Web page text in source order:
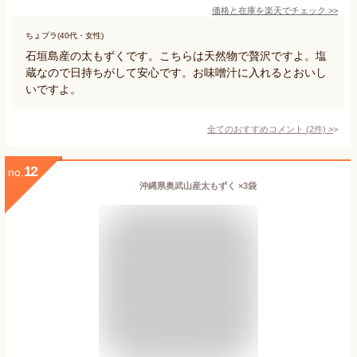
価格と在庫を楽天でチェック >>
ちょプラ(40代・女性)
石垣島産の太もずくです。こちらは天然物で贅沢ですよ。塩
蔵なので日持ちがして安心です。お味噌汁に入れるとおいし
いですよ。
全てのおすすめコメント (2件) >
no. 12
沖縄県奥武山産太もずく ×3袋